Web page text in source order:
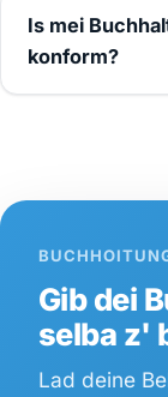
Is mei
konform?
Gib dei
selba z'
Lad deine